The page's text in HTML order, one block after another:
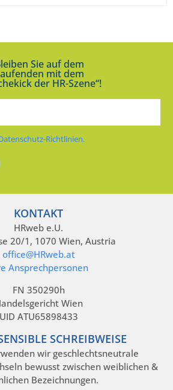
Sie auf dem
mit dem
der HR-Szene“!
Richtlinien.
KONTAKT
HRweb e.U.
20/1, 1070 Wien, Austria
office@HRweb.at
Ansprechpersonen
FN 350290h
Wien
UID ATU65898433
SCHREIBWEISE
wir geschlechtsneutrale
bewusst zwischen weiblichen &
Bezeichnungen.